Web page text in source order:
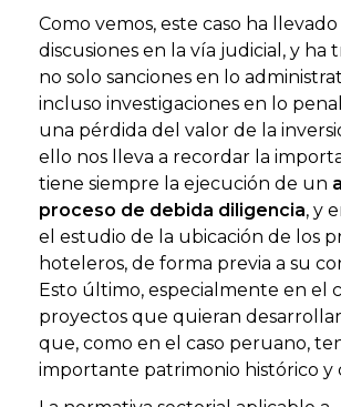
Como vemos, este caso ha
discusiones en la vía judicial, y ha
no solo sanciones en lo
incluso investigaciones en lo
una pérdida del valor de la
ello nos lleva a recordar la
tiene siempre la ejecución de un
proceso de debida diligencia, y
el estudio de la ubicación de los
hoteleros, de forma previa a su
Esto último, especialmente en el
proyectos que quieran
que, como en el caso peruano,
importante patrimonio histórico y